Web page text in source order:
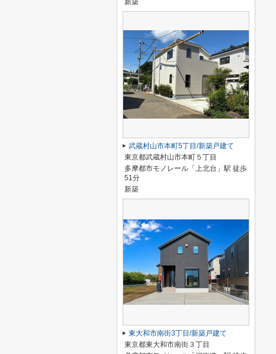
新築
武蔵村山市本町5丁目/新築戸建て
東京都武蔵村山市本町５丁目
多摩都市モノレール「上北台」駅 徒歩
51分
新築
東大和市南街3丁目/新築戸建て
東京都東大和市南街３丁目